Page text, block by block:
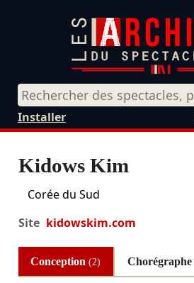
Installer
Kidows Kim
Corée du Sud
Site kidowskim.com
Conception(2) Chorégraphe